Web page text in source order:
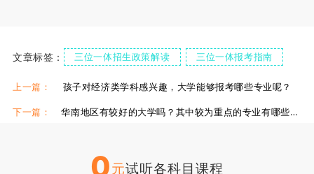
文章标签： 三位一体招生政策解读 三位一体报考指南
2024三位一体
上一篇： 孩子对经济类学科感兴趣，大学能够报考哪些专业呢？
下一篇： 华南地区有较好的大学吗？其中较为重点的专业有哪些呢？
0元试听各科目课程